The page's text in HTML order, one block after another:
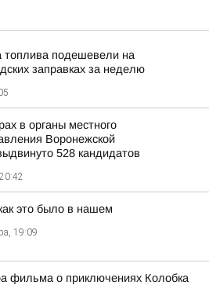
топлива подешевели на
заправках за неделю
в органы местного
Воронежской
528 кандидатов
это было в нашем
19:09
фильма о приключениях Колобка